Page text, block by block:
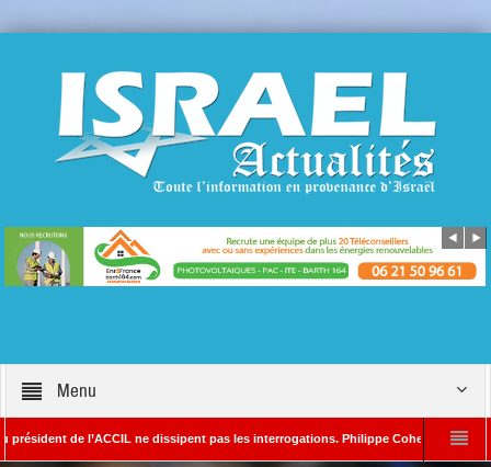
Menu
de l’ACCIL ne dissipent pas les interrogations. Philippe Cohen annonce se